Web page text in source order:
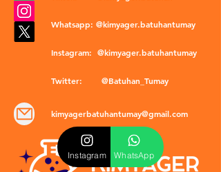
Whatsapp: @kimyager.batuhantumay
Instagram: @kimyager.batuhantumay
Twitter: @Batuhan_Tumay
kimyagerbatuhantumay@gmail.com
Instagram WhatsApp